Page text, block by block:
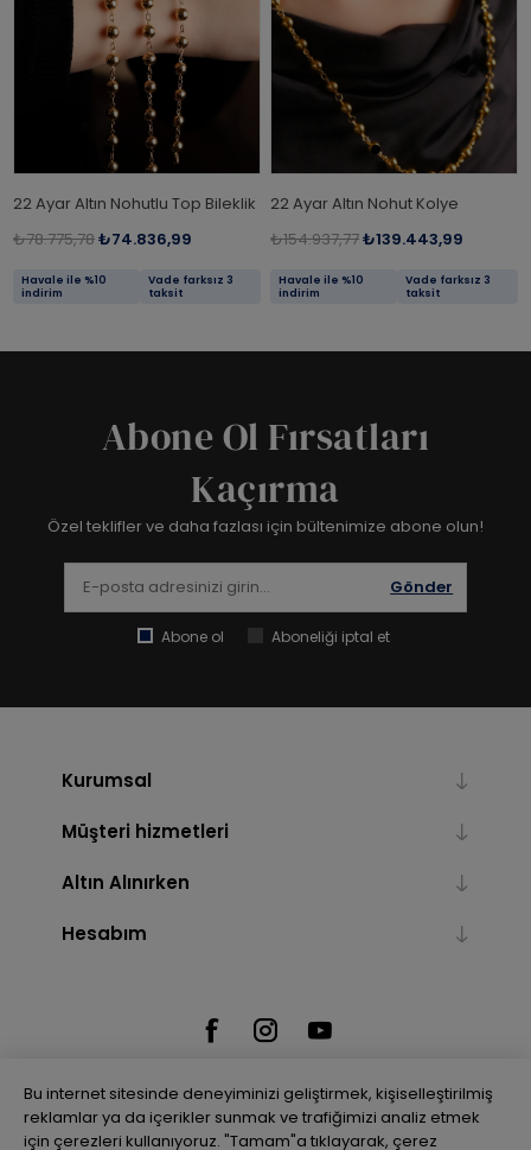
22 Ayar Altın Nohutlu Top Bileklik
₺78.775,78₺74.836,99
Havale ile %10
indirim
Vade farksız 3
taksit
22 Ayar Altın Nohut Kolye
₺154.937,77₺139.443,99
Havale ile %10
indirim
Vade farksız 3
taksit
Abone Ol Fırsatları
Kaçırma
Özel teklifler ve daha fazlası için bültenimize abone olun!
Gönder
Abone ol Aboneliği iptal et
Kurumsal
Müşteri hizmetleri
Altın Alınırken
Hesabım
Bu internet sitesinde deneyiminizi geliştirmek, kişiselleştirilmiş
reklamlar ya da içerikler sunmak ve trafiğimizi analiz etmek
için çerezleri kullanıyoruz. "Tamam"a tıklayarak, çerez